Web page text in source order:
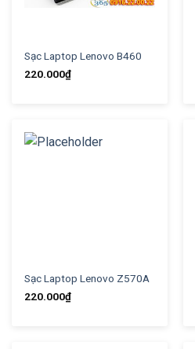
Sạc Laptop Lenovo B460
220.000₫
Sạc Laptop Lenovo Z570A
220.000₫